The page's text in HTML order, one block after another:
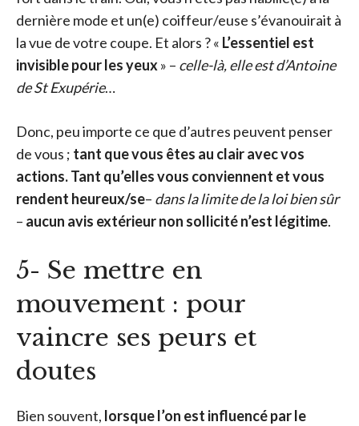
dernière mode et un(e) coiffeur/euse s’évanouirait à
la vue de votre coupe. Et alors ? « L’essentiel est
invisible pour les yeux» – celle-là, elle est d’Antoine
de St Exupérie…
Donc, peu importe ce que d’autres peuvent penser
de vous ; tant que vous êtes au clair avec vos
actions. Tant qu’elles vous conviennent et vous
rendent heureux/se– dans la limite de la loi bien sûr
– aucun avis extérieur non sollicité n’est légitime.
5- Se mettre en
mouvement : pour
vaincre ses peurs et
doutes
Bien souvent, lorsque l’on est influencé par le